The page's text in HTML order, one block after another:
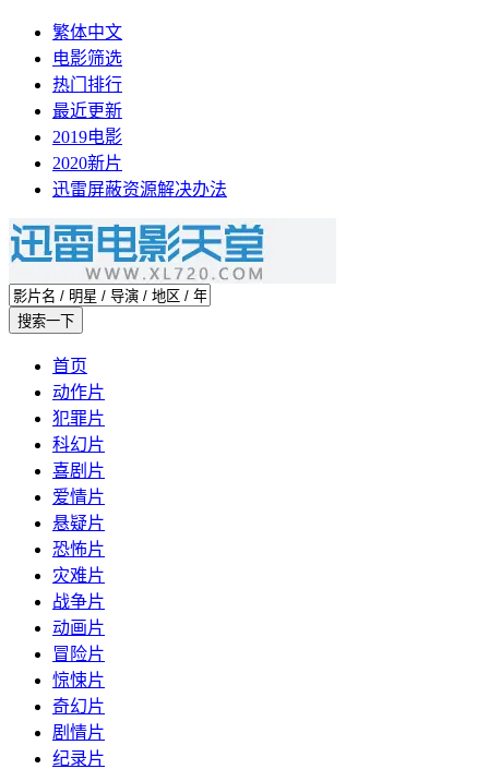
繁体中文
电影筛选
热门排行
最近更新
2019电影
2020新片
迅雷屏蔽资源解决办法
首页
动作片
犯罪片
科幻片
喜剧片
爱情片
悬疑片
恐怖片
灾难片
战争片
动画片
冒险片
惊悚片
奇幻片
剧情片
纪录片